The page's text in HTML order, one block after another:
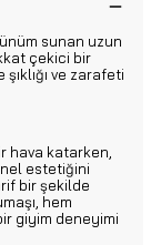
sunan uzun
çekici bir
ve zarafeti
hava katarken,
estetiğini
bir şekilde
hem
giyim deneyimi